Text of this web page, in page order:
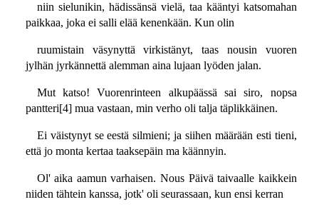
niin sielunikin, hädissänsä vielä, taa kääntyi katsomahan
paikkaa, joka ei salli elää kenenkään. Kun olin
ruumistain väsynyttä virkistänyt, taas nousin vuoren
jylhän jyrkännettä alemman aina lujaan lyöden jalan.
Mut katso! Vuorenrinteen alkupäässä sai siro, nopsa
pantteri[4] mua vastaan, min verho oli talja täplikkäinen.
Ei väistynyt se eestä silmieni; ja siihen määrään esti tieni,
että jo monta kertaa taaksepäin ma käännyin.
Ol' aika aamun varhaisen. Nous Päivä taivaalle kaikkein
niiden tähtein kanssa, jotk' oli seurassaan, kun ensi kerran